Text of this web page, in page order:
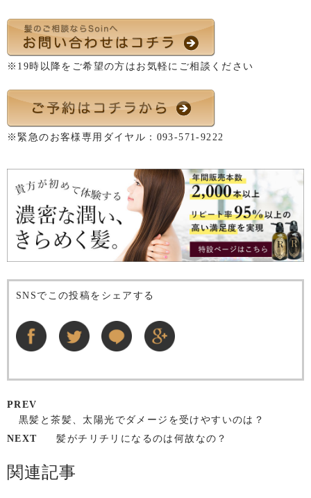
※19時以降をご希望の方はお気軽にご相談ください
※緊急のお客様専用ダイヤル： 093-571-9222
SNSでこの投稿をシェアする
PREV
黒髪と茶髪、太陽光でダメージを受けやすいのは？
NEXT
髪がチリチリになるのは何故なの？
関連記事